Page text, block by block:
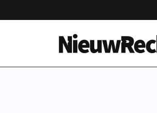
Homepage van NieuwRechts